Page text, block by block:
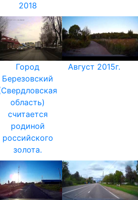
2018
Город
Березовский
область)
считается
родиной
российского
золота.
Август 2015г.